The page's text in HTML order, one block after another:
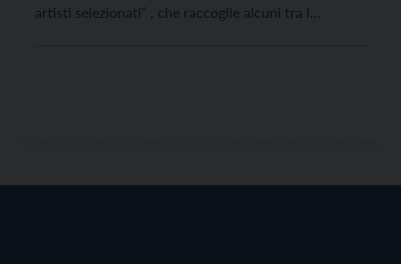
artisti selezionati” , che raccoglie alcuni tra i